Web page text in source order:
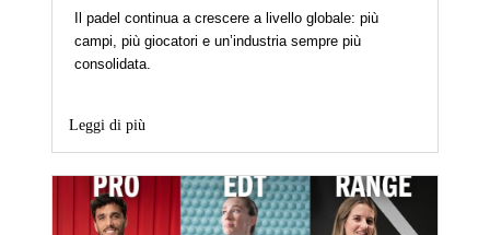
Il padel continua a crescere a livello globale: più
campi, più giocatori e un’industria sempre più
consolidata.
Leggi di più